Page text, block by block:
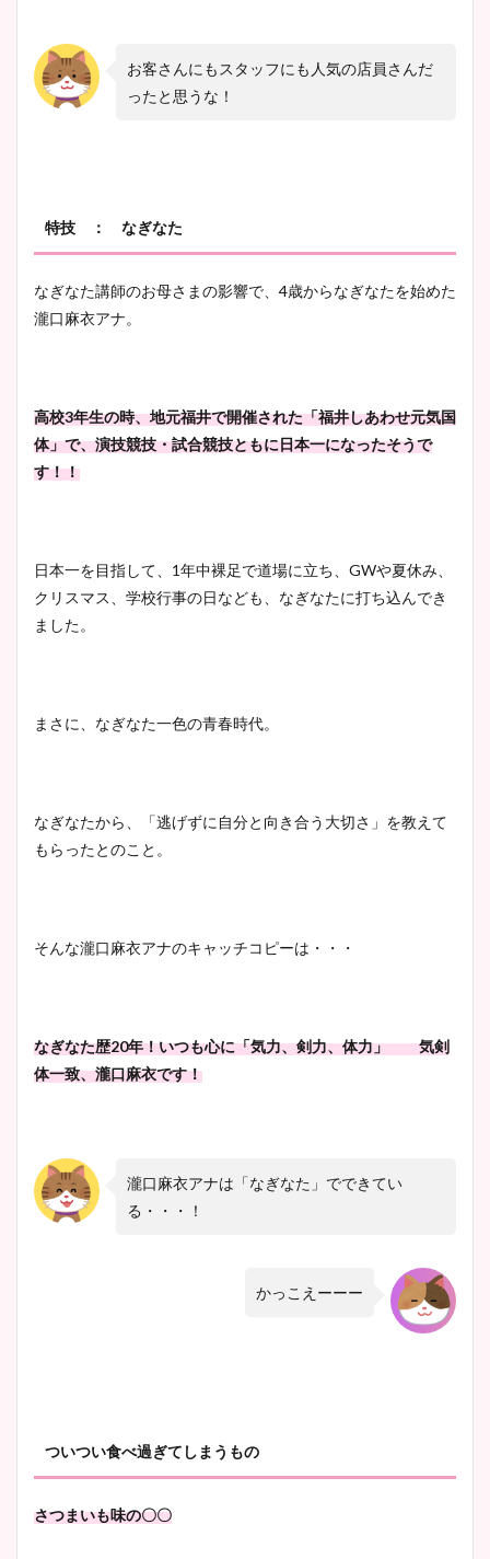
お客さんにもスタッフにも人気の店員さんだ
ったと思うな！
特技 ： なぎなた
なぎなた講師のお母さまの影響で、4歳からなぎなたを始めた
瀧口麻衣アナ。
高校3年生の時、地元福井で開催された「福井しあわせ元気国
体」で、演技競技・試合競技ともに日本一になったそうで
す！！
日本一を目指して、1年中裸足で道場に立ち、GWや夏休み、
クリスマス、学校行事の日なども、なぎなたに打ち込んでき
ました。
まさに、なぎなた一色の青春時代。
なぎなたから、「逃げずに自分と向き合う大切さ」を教えて
もらったとのこと。
そんな瀧口麻衣アナのキャッチコピーは・・・
なぎなた歴20年！いつも心に「気力、剣力、体力」気剣
体一致、瀧口麻衣です！
瀧口麻衣アナは「なぎなた」でできてい
る・・・！
かっこえーーー
ついつい食べ過ぎてしまうもの
さつまいも味の〇〇